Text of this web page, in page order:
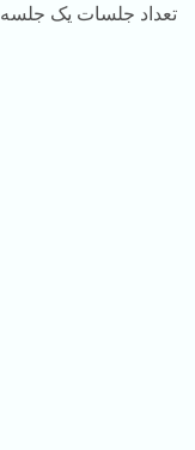
تعداد جلسات یک جلسه